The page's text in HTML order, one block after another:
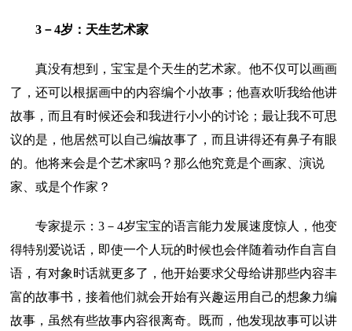
3－4岁：天生艺术家
真没有想到，宝宝是个天生的艺术家。他不仅可以画画
了，还可以根据画中的内容编个小故事；他喜欢听我给他讲
故事，而且有时候还会和我进行小小的讨论；最让我不可思
议的是，他居然可以自己编故事了，而且讲得还有鼻子有眼
的。他将来会是个艺术家吗？那么他究竟是个画家、演说
家、或是个作家？
专家提示：3－4岁宝宝的语言能力发展速度惊人，他变
得特别爱说话，即使一个人玩的时候也会伴随着动作自言自
语，有对象时话就更多了，他开始要求父母给讲那些内容丰
富的故事书，接着他们就会开始有兴趣运用自己的想象力编
故事，虽然有些故事内容很离奇。既而，他发现故事可以讲